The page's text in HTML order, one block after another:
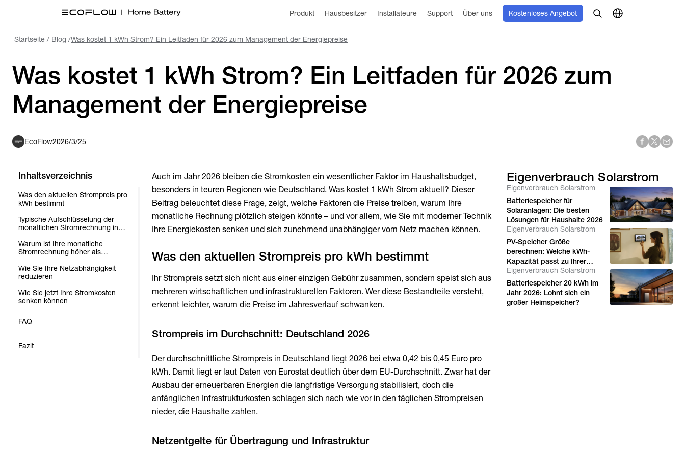
Produkt Hausbesitzer Installateure Support Über uns Kostenloses Angebot
Startseite / Blog /Was kostet 1 kWh Strom? Ein Leitfaden für 2026 zum Management der Energiepreise
Was kostet 1 kWh Strom? Ein Leitfaden für 2026 zum
EcoFlow2026/3/25
Inhaltsverzeichnis
Was den aktuellen Strompreis pro
kWh bestimmt
Typische Aufschlüsselung der
monatlichen Stromrechnung in
Warum ist Ihre monatliche
Stromrechnung höher als
Wie Sie Ihre Netzabhängigkeit
reduzieren
Wie Sie jetzt Ihre Stromkosten
senken können
FAQ
Fazit
Auch im Jahr 2026 bleiben die Stromkosten ein wesentlicher Faktor im Haushaltsbudget,
besonders in teuren Regionen wie Deutschland. Was kostet 1 kWh Strom aktuell? Dieser
Beitrag beleuchtet diese Frage, zeigt, welche Faktoren die Preise treiben, warum Ihre
monatliche Rechnung plötzlich steigen könnte – und vor allem, wie Sie mit moderner Technik
Ihre Energiekosten senken und sich zunehmend unabhängiger vom Netz machen können.
Was den aktuellen Strompreis pro kWh bestimmt
Ihr Strompreis setzt sich nicht aus einer einzigen Gebühr zusammen, sondern speist sich aus
mehreren wirtschaftlichen und infrastrukturellen Faktoren. Wer diese Bestandteile versteht,
erkennt leichter, warum die Preise im Jahresverlauf schwanken.
Strompreis im Durchschnitt: Deutschland 2026
Der durchschnittliche Strompreis in Deutschland liegt 2026 bei etwa 0,42 bis 0,45 Euro pro
kWh. Damit liegt er laut Daten von Eurostat deutlich über dem EU-Durchschnitt. Zwar hat der
Ausbau der erneuerbaren Energien die langfristige Versorgung stabilisiert, doch die
anfänglichen Infrastrukturkosten schlagen sich nach wie vor in den täglichen Strompreisen
nieder, die Haushalte zahlen.
Netzentgelte für Übertragung und Infrastruktur
Eigenverbrauch Solarstrom
Eigenverbrauch Solarstrom
Batteriespeicher für
Solaranlagen: Die besten
Lösungen für Haushalte 2026
Eigenverbrauch Solarstrom
PV-Speicher Größe
berechnen: Welche kWh-
Kapazität passt zu Ihrer
Solaranlage?
Eigenverbrauch Solarstrom
Batteriespeicher 20 kWh im
Jahr 2026: Lohnt sich ein
großer Heimspeicher?